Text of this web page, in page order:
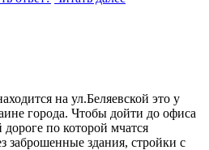
на ул.Беляевской это у
города. Чтобы дойти до офиса
по которой мчатся
заброшенные здания, стройки с